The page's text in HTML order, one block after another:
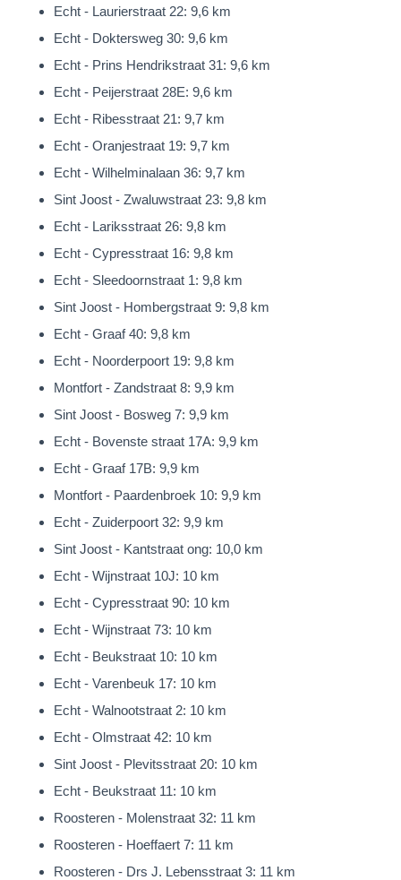
Echt - Laurierstraat 22: 9,6 km
Echt - Doktersweg 30: 9,6 km
Echt - Prins Hendrikstraat 31: 9,6 km
Echt - Peijerstraat 28E: 9,6 km
Echt - Ribesstraat 21: 9,7 km
Echt - Oranjestraat 19: 9,7 km
Echt - Wilhelminalaan 36: 9,7 km
Sint Joost - Zwaluwstraat 23: 9,8 km
Echt - Lariksstraat 26: 9,8 km
Echt - Cypresstraat 16: 9,8 km
Echt - Sleedoornstraat 1: 9,8 km
Sint Joost - Hombergstraat 9: 9,8 km
Echt - Graaf 40: 9,8 km
Echt - Noorderpoort 19: 9,8 km
Montfort - Zandstraat 8: 9,9 km
Sint Joost - Bosweg 7: 9,9 km
Echt - Bovenste straat 17A: 9,9 km
Echt - Graaf 17B: 9,9 km
Montfort - Paardenbroek 10: 9,9 km
Echt - Zuiderpoort 32: 9,9 km
Sint Joost - Kantstraat ong: 10,0 km
Echt - Wijnstraat 10J: 10 km
Echt - Cypresstraat 90: 10 km
Echt - Wijnstraat 73: 10 km
Echt - Beukstraat 10: 10 km
Echt - Varenbeuk 17: 10 km
Echt - Walnootstraat 2: 10 km
Echt - Olmstraat 42: 10 km
Sint Joost - Plevitsstraat 20: 10 km
Echt - Beukstraat 11: 10 km
Roosteren - Molenstraat 32: 11 km
Roosteren - Hoeffaert 7: 11 km
Roosteren - Drs J. Lebensstraat 3: 11 km